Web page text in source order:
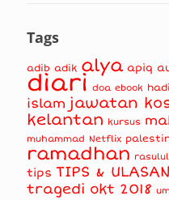
Tags
adib adik alya apiq
diari doa ebook
islam jawatan
kelantan kursus
muhammad Netflix
ramadhan
tips TIPS & ULASAN
tragedi okt 2018